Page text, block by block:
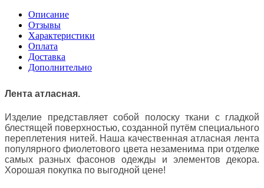
Описание
Отзывы
Характеристики
Оплата
Доставка
Дополнительно
Лента атласная.
Изделие представляет собой полоску ткани с гладкой
блестящей поверхностью, созданной путём специального
переплетения нитей. Наша качественная атласная лента
популярного фиолетового цвета незаменима при отделке
самых разных фасонов одежды и элементов декора.
Хорошая покупка по выгодной цене!